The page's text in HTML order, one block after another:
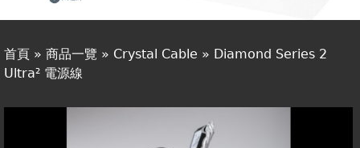
視聽專欄
購物須知
您
首頁 » 商品一覽 » Crystal Cable » Diamond Series 2
Ultra² 電源線